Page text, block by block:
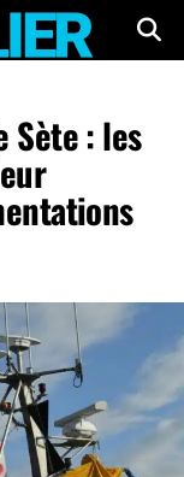
Sète : les